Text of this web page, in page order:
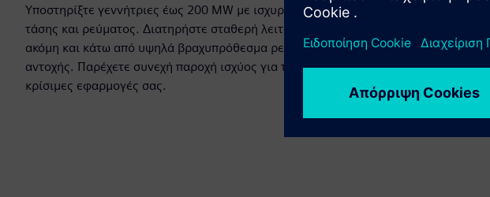
Υποστηρίξτε γεννήτριες έως 200 MW με ισχυρές τιμές
τάσης και ρεύματος. Διατηρήστε σταθερή λειτουργία
ακόμη και κάτω από υψηλά βραχυπρόθεσμα ρεύματα
αντοχής. Παρέχετε συνεχή παροχή ισχύος για τις
κρίσιμες εφαρμογές σας.
απαιτήσεις του
απόδοση και
σας.